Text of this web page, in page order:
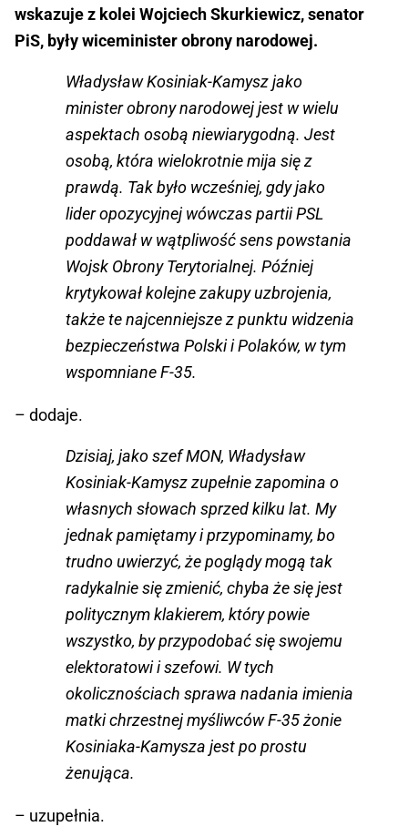
wskazuje z kolei Wojciech Skurkiewicz, senator
PiS, były wiceminister obrony narodowej.
Władysław Kosiniak-Kamysz jako
minister obrony narodowej jest w wielu
aspektach osobą niewiarygodną. Jest
osobą, która wielokrotnie mija się z
prawdą. Tak było wcześniej, gdy jako
lider opozycyjnej wówczas partii PSL
poddawał w wątpliwość sens powstania
Wojsk Obrony Terytorialnej. Później
krytykował kolejne zakupy uzbrojenia,
także te najcenniejsze z punktu widzenia
bezpieczeństwa Polski i Polaków, w tym
wspomniane F-35.
– dodaje.
Dzisiaj, jako szef MON, Władysław
Kosiniak-Kamysz zupełnie zapomina o
własnych słowach sprzed kilku lat. My
jednak pamiętamy i przypominamy, bo
trudno uwierzyć, że poglądy mogą tak
radykalnie się zmienić, chyba że się jest
politycznym klakierem, który powie
wszystko, by przypodobać się swojemu
elektoratowi i szefowi. W tych
okolicznościach sprawa nadania imienia
matki chrzestnej myśliwców F-35 żonie
Kosiniaka-Kamysza jest po prostu
żenująca.
– uzupełnia.